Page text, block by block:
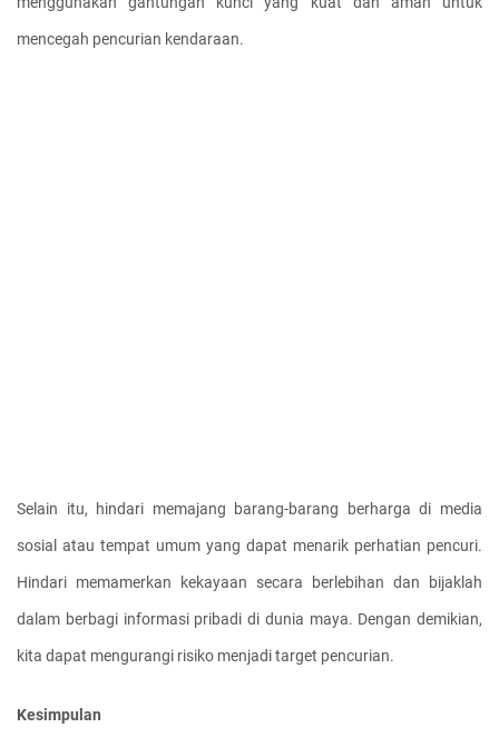
mencegah pencurian kendaraan.
Selain itu, hindari memajang barang-barang berharga di media
sosial atau tempat umum yang dapat menarik perhatian pencuri.
Hindari memamerkan kekayaan secara berlebihan dan bijaklah
dalam berbagi informasi pribadi di dunia maya. Dengan demikian,
kita dapat mengurangi risiko menjadi target pencurian.
Kesimpulan